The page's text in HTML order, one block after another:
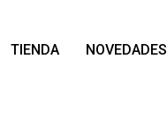
TIENDA NOVEDADES